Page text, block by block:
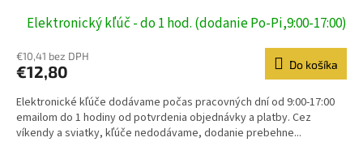
Elektronický kľúč - do 1 hod. (dodanie Po-Pi,9:00-17:00)
€10,41 bez DPH
€12,80 Do košíka
Elektronické kľúče dodávame počas pracovných dní od 9:00-17:00
emailom do 1 hodiny od potvrdenia objednávky a platby. Cez
víkendy a sviatky, kľúče nedodávame, dodanie prebehne...